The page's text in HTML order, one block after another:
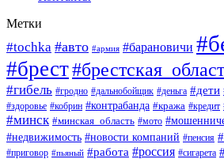
Метки
#tochka #авто #армия #барановичи
#брест
#гибель #гродно #дальнобойщик #деньга #дети
#здоровье #кобрин #контрабанда #кража #кредит
#минск #минская_область #мото
#недвижимость #новости компаний #пенсия
#приговор #пьяный #работа #россия #сигарета